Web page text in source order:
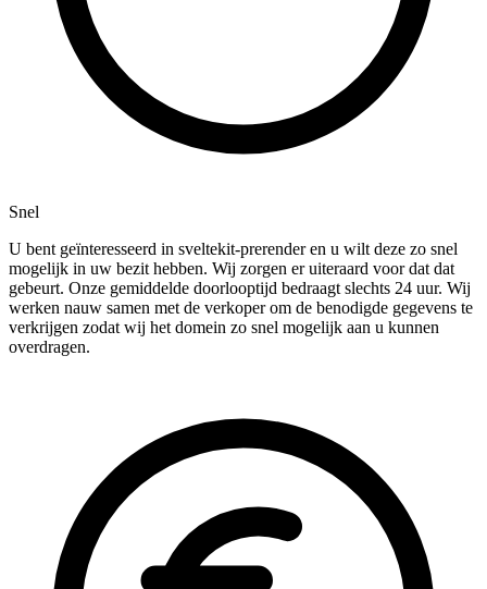
Snel
U bent geïnteresseerd in sveltekit-prerender en u wilt deze zo snel
mogelijk in uw bezit hebben. Wij zorgen er uiteraard voor dat dat
gebeurt. Onze gemiddelde doorlooptijd bedraagt slechts 24 uur. Wij
werken nauw samen met de verkoper om de benodigde gegevens te
verkrijgen zodat wij het domein zo snel mogelijk aan u kunnen
overdragen.